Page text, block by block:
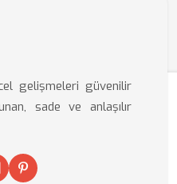
gelişmeleri güvenilir
sade ve anlaşılır